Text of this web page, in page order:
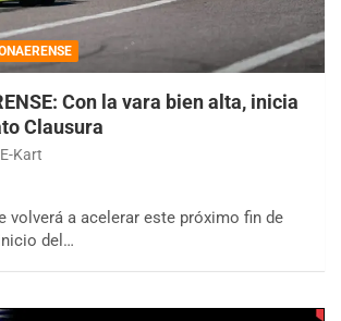
Con la vara bien alta, inicia
Clausura
E-Kart
volverá a acelerar este próximo fin de
del…